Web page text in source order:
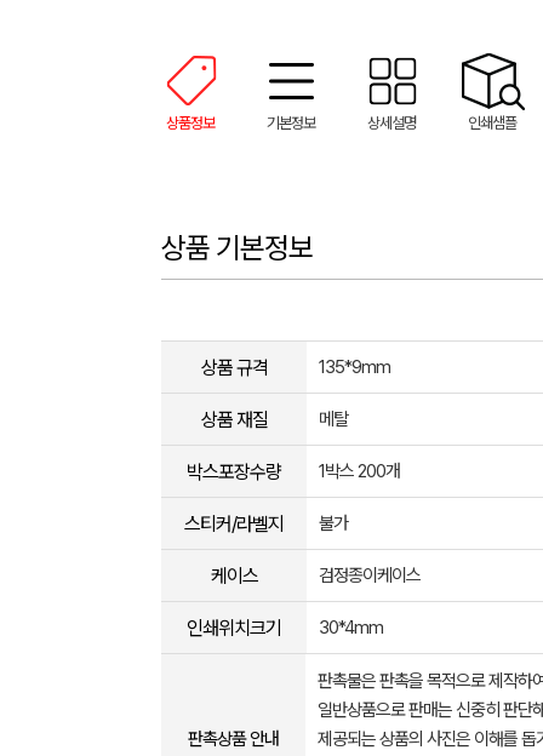
상품정보 기본정보 상세설명 인쇄샘플
상품 기본정보
상품 규격 135*9mm
상품 재질 메탈
박스포장수량 1박스 200개
스티커/라벨지 불가
케이스 검정종이케이스
인쇄위치크기 30*4mm
판촉상품 안내
판촉물은 판촉을 목적으로 제작하
일반상품으로 판매는 신중히 판단
제공되는 상품의 사진은 이해를